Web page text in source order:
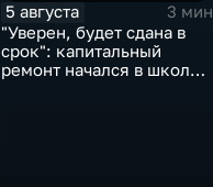
5 августа
3 мин
"Уверен, будет сдана в
срок": капитальный
ремонт начался в школе